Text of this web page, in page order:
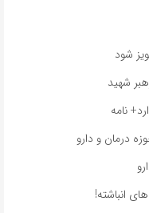
شود
شهید
نامه
انباشته!